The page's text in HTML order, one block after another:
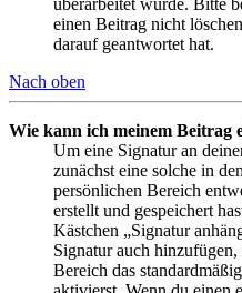
überarbeitet wurde. Bitte
einen Beitrag nicht
darauf geantwortet hat.
Nach oben
Wie kann ich meinem Beitrag
Um eine Signatur an
zunächst eine solche in
persönlichen Bereich
erstellt und gespeichert
Kästchen „Signatur
Signatur auch
Bereich das